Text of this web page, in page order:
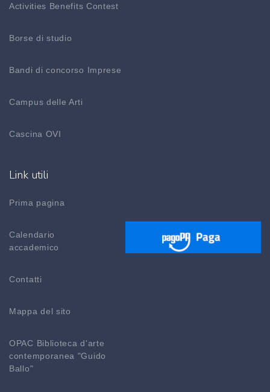
Activities Benefits Contest
Borse di studio
Bandi di concorso Imprese
Campus delle Arti
Cascina OVI
Link utili
Prima pagina
Calendario
accademico
Contatti
Mappa del sito
OPAC Biblioteca d'arte
contemporanea "Guido
Ballo"